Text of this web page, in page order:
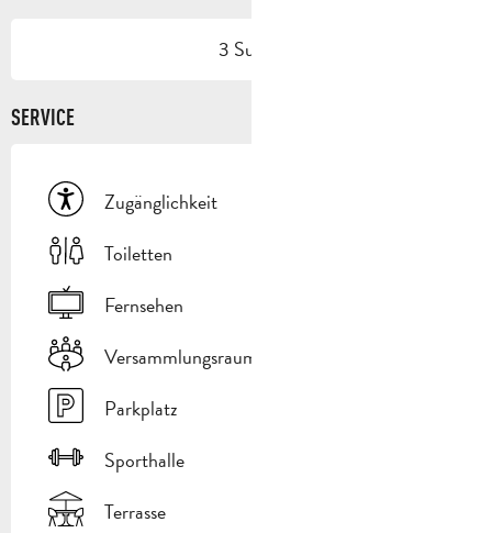
3 Suite
SERVICE
Zugänglichkeit
Toiletten
Fernsehen
Versammlungsraum
Parkplatz
Sporthalle
Terrasse